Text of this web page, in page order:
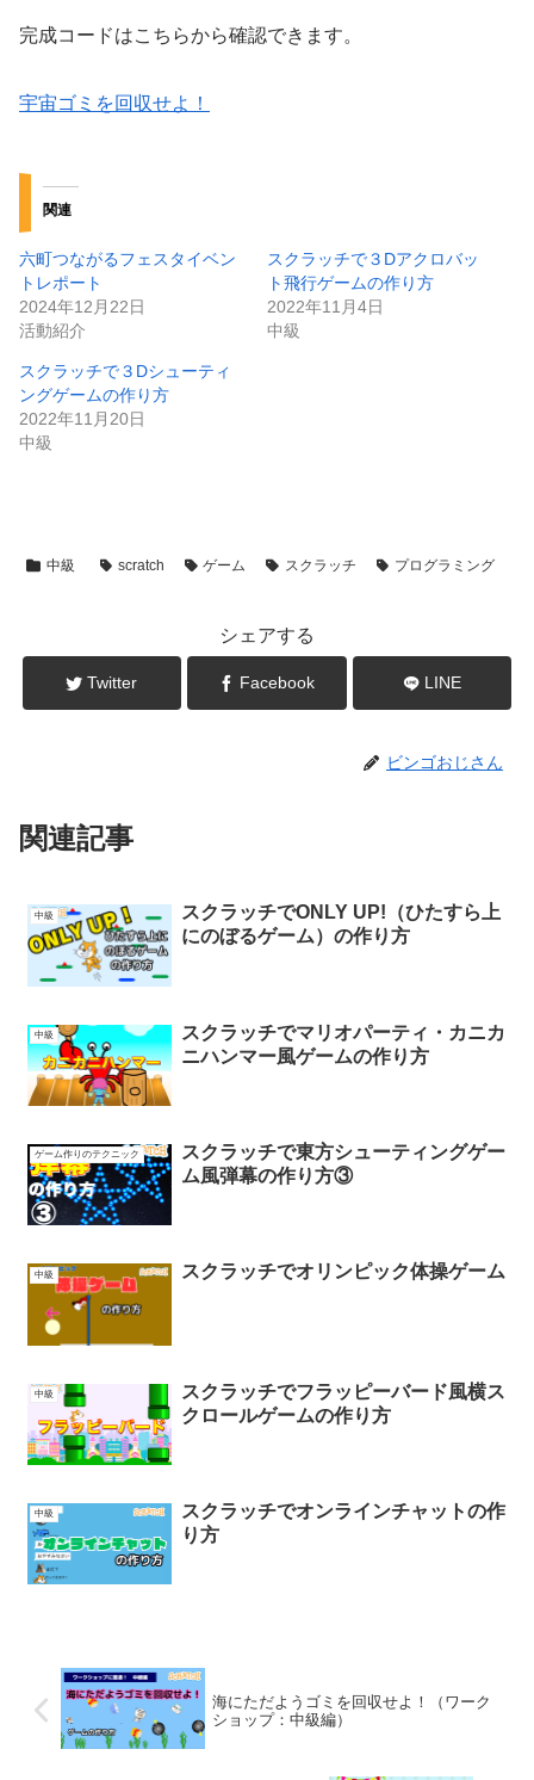
完成コードはこちらから確認できます。
宇宙ゴミを回収せよ！
関連
六町つながるフェスタイベン
トレポート
2024年12月22日
活動紹介
スクラッチで３Dアクロバッ
ト飛行ゲームの作り方
2022年11月4日
中級
スクラッチで３Dシューティ
ングゲームの作り方
2022年11月20日
中級
中級 scratch ゲーム スクラッチ プログラミング
シェアする
Twitter Facebook LINE
ビンゴおじさん
関連記事
中級
スクラッチでONLY UP!（ひたすら上
にのぼるゲーム）の作り方
中級
スクラッチでマリオパーティ・カニカ
ニハンマー風ゲームの作り方
ゲーム作りのテクニック
スクラッチで東方シューティングゲー
ム風弾幕の作り方③
中級 スクラッチでオリンピック体操ゲーム
中級
スクラッチでフラッピーバード風横ス
クロールゲームの作り方
中級
スクラッチでオンラインチャットの作
り方
海にただようゴミを回収せよ！（ワーク
ショップ：中級編）